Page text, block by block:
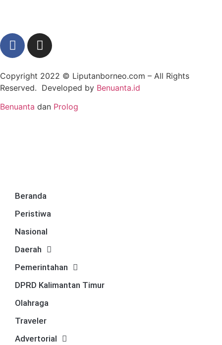
Copyright 2022 © Liputanborneo.com – All Rights
Reserved. Developed by Benuanta.id
Benuanta dan Prolog
Beranda
Peristiwa
Nasional
Daerah
Pemerintahan
DPRD Kalimantan Timur
Olahraga
Traveler
Advertorial